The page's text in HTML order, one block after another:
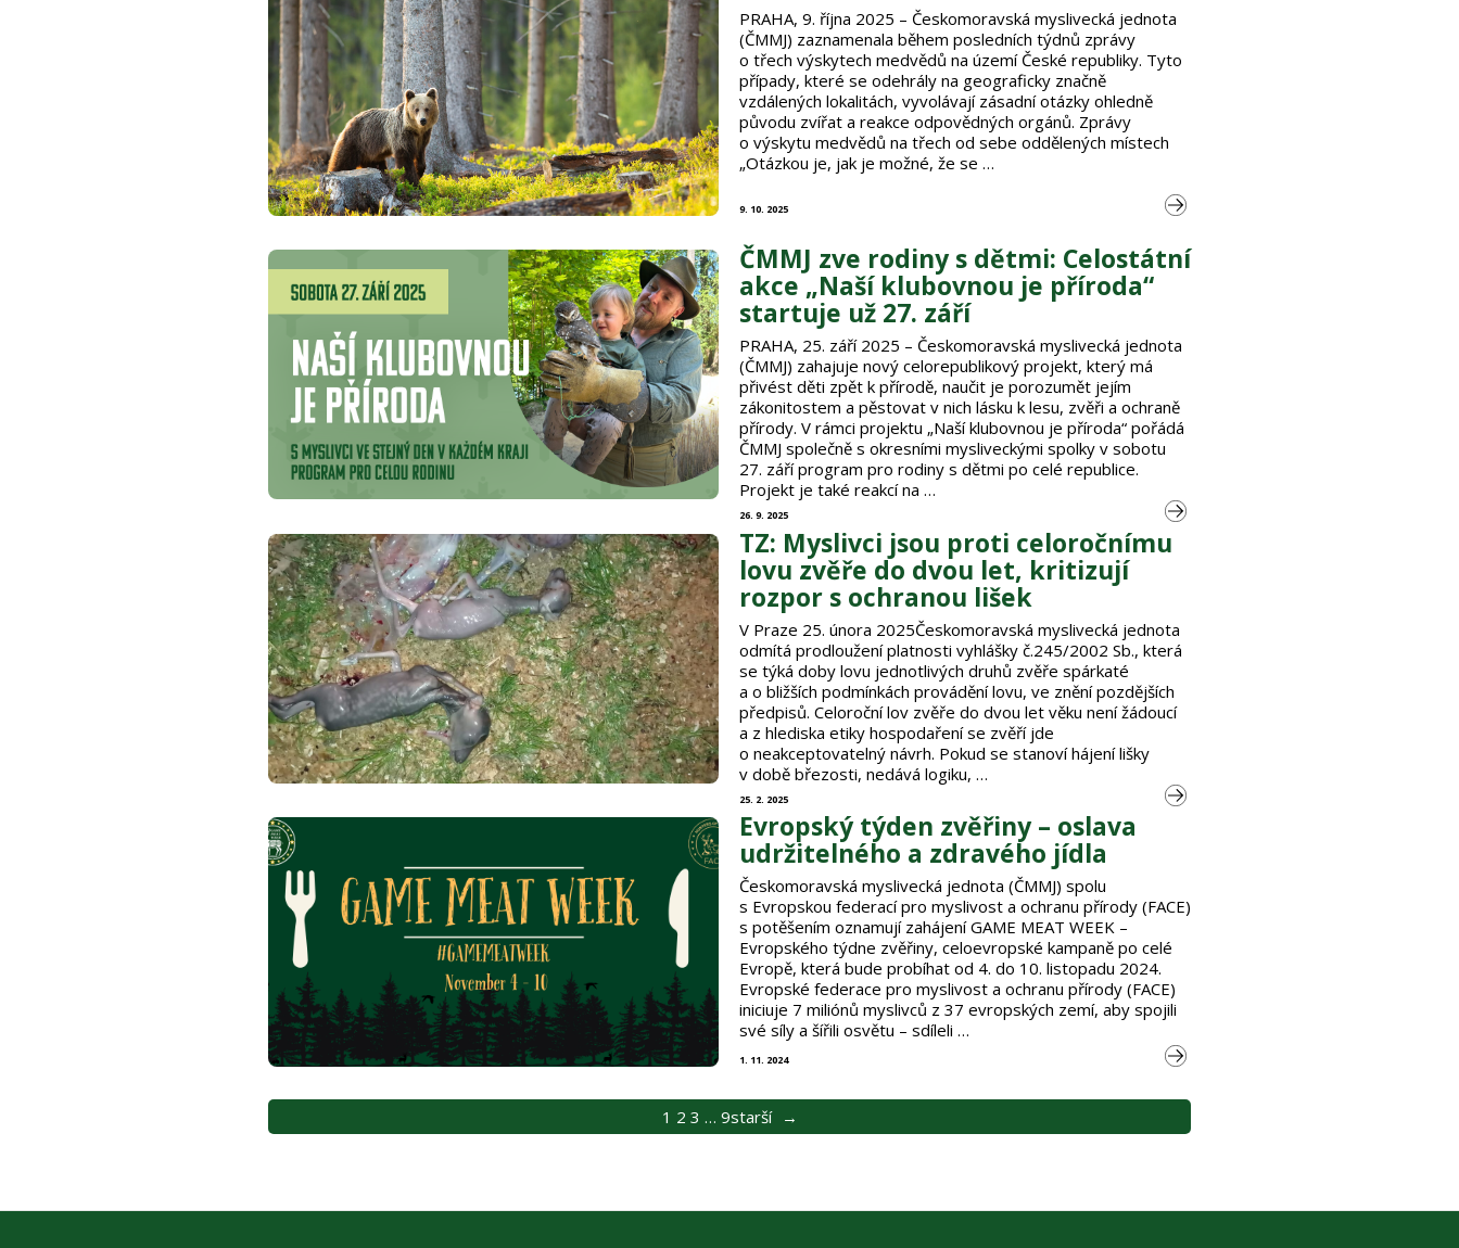
9. 10. 2025
PRAHA, 9. října 2025 – Českomoravská myslivecká jednota
(ČMMJ) zaznamenala během posledních týdnů zprávy
o třech výskytech medvědů na území České republiky. Tyto
případy, které se odehrály na geograficky značně
vzdálených lokalitách, vyvolávají zásadní otázky ohledně
původu zvířat a reakce odpovědných orgánů. Zprávy
o výskytu medvědů na třech od sebe oddělených místech
„Otázkou je, jak je možné, že se …
ČMMJ zve rodiny s dětmi: Celostátní
akce „Naší klubovnou je příroda“
startuje už 27. září
26. 9. 2025
PRAHA, 25. září 2025 – Českomoravská myslivecká jednota
(ČMMJ) zahajuje nový celorepublikový projekt, který má
přivést děti zpět k přírodě, naučit je porozumět jejím
zákonitostem a pěstovat v nich lásku k lesu, zvěři a ochraně
přírody. V rámci projektu „Naší klubovnou je příroda“ pořádá
ČMMJ společně s okresními mysliveckými spolky v sobotu
27. září program pro rodiny s dětmi po celé republice.
Projekt je také reakcí na …
TZ: Myslivci jsou proti celoročnímu
lovu zvěře do dvou let, kritizují
rozpor s ochranou lišek
25. 2. 2025
V Praze 25. února 2025Českomoravská myslivecká jednota
odmítá prodloužení platnosti vyhlášky č.245/2002 Sb., která
se týká doby lovu jednotlivých druhů zvěře spárkaté
a o bližších podmínkách provádění lovu, ve znění pozdějších
předpisů. Celoroční lov zvěře do dvou let věku není žádoucí
a z hlediska etiky hospodaření se zvěří jde
o neakceptovatelný návrh. Pokud se stanoví hájení lišky
v době březosti, nedává logiku, …
Evropský týden zvěřiny – oslava
udržitelného a zdravého jídla
1. 11. 2024
Českomoravská myslivecká jednota (ČMMJ) spolu
s Evropskou federací pro myslivost a ochranu přírody (FACE)
s potěšením oznamují zahájení GAME MEAT WEEK –
Evropského týdne zvěřiny, celoevropské kampaně po celé
Evropě, která bude probíhat od 4. do 10. listopadu 2024.
Evropské federace pro myslivost a ochranu přírody (FACE)
iniciuje 7 miliónů myslivců z 37 evropských zemí, aby spojili
své síly a šířili osvětu – sdíleli …
1 2 3 … 9starší →